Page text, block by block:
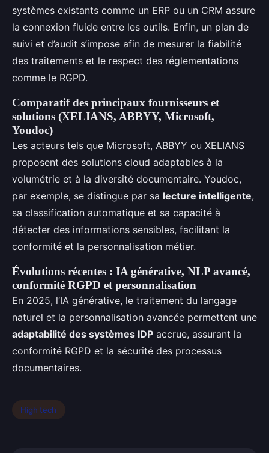
systèmes existants comme un ERP ou un CRM assure
la connexion fluide entre les outils. Enfin, un plan de
suivi et d’audit s’impose afin de mesurer la fiabilité
des traitements et le respect des réglementations
comme le RGPD.
Comparatif des principaux fournisseurs et
solutions (XELIANS, ABBYY, Microsoft,
Youdoc)
Les acteurs tels que Microsoft, ABBYY ou XELIANS
proposent des solutions cloud adaptables à la
volumétrie et à la diversité documentaire. Youdoc,
par exemple, se distingue par sa lecture intelligente,
sa classification automatique et sa capacité à
détecter des informations sensibles, facilitant la
conformité et la personnalisation métier.
Évolutions récentes : IA générative, NLP avancé,
conformité RGPD et personnalisation
En 2025, l’IA générative, le traitement du langage
naturel et la personnalisation avancée permettent une
adaptabilité des systèmes IDP accrue, assurant la
conformité RGPD et la sécurité des processus
documentaires.
High tech